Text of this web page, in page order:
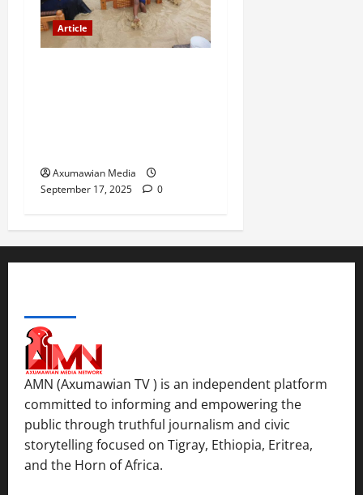
Article
Axumawian Media
September 17, 2025
0
AMN (Axumawian TV ) is an independent platform
committed to informing and empowering the
public through truthful journalism and civic
storytelling focused on Tigray, Ethiopia, Eritrea,
and the Horn of Africa.